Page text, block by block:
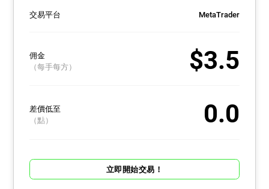
交易平台 MetaTrader
佣金
（每手每方）
$3.5
差價低至
（點）
0.0
立即開始交易！